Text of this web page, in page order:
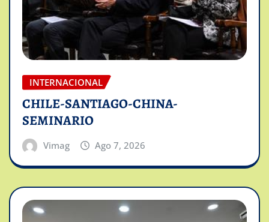
INTERNACIONAL
CHILE-SANTIAGO-CHINA-
SEMINARIO
Vimag Ago 7, 2026